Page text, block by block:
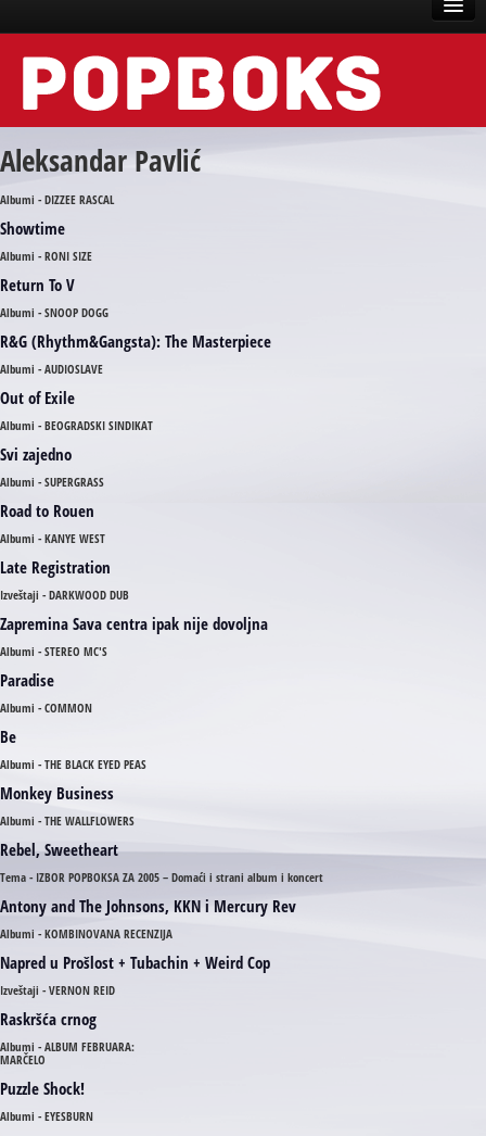
Vesti
Događaji
Recenzije
Tekstovi
Top liste
Scena
Arhive
Aleksandar Pavlić
Albumi - DIZZEE RASCAL
Showtime
Albumi - RONI SIZE
Return To V
Albumi - SNOOP DOGG
R&G (Rhythm&Gangsta): The Masterpiece
Albumi - AUDIOSLAVE
Out of Exile
Albumi - BEOGRADSKI SINDIKAT
Svi zajedno
Albumi - SUPERGRASS
Road to Rouen
Albumi - KANYE WEST
Late Registration
Izveštaji - DARKWOOD DUB
Zapremina Sava centra ipak nije dovoljna
Albumi - STEREO MC'S
Paradise
Albumi - COMMON
Be
Albumi - THE BLACK EYED PEAS
Monkey Business
Albumi - THE WALLFLOWERS
Rebel, Sweetheart
Tema - IZBOR POPBOKSA ZA 2005 – Domaći i strani album i koncert
Antony and The Johnsons, KKN i Mercury Rev
Albumi - KOMBINOVANA RECENZIJA
Napred u Prošlost + Tubachin + Weird Cop
Izveštaji - VERNON REID
Raskršća crnog
Albumi - ALBUM FEBRUARA:
MARČELO
Puzzle Shock!
Albumi - EYESBURN